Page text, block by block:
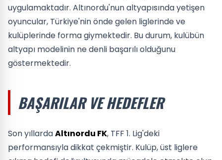
uygulamaktadır. Altınordu'nun altyapısında yetişen
oyuncular, Türkiye'nin önde gelen liglerinde ve
kulüplerinde forma giymektedir. Bu durum, kulübün
altyapı modelinin ne denli başarılı olduğunu
göstermektedir.
BAŞARILAR VE HEDEFLER
Son yıllardaAltınordu FK, TFF 1. Lig'deki
performansıyla dikkat çekmiştir. Kulüp, üst liglere